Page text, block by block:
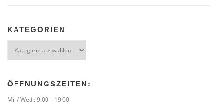
KATEGORIEN
ÖFFNUNGSZEITEN:
Mi. / Wed.: 9:00 – 19:00